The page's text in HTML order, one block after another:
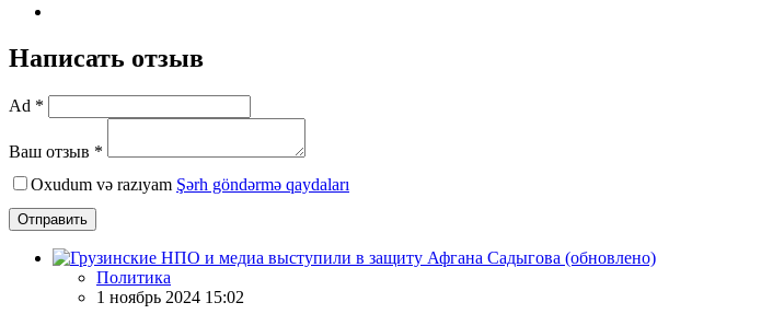
Написать отзыв
Ad *
Ваш отзыв *
Oxudum və razıyam Şərh göndərmə qaydaları
Отправить
Политика
1 ноябрь 2024 15:02